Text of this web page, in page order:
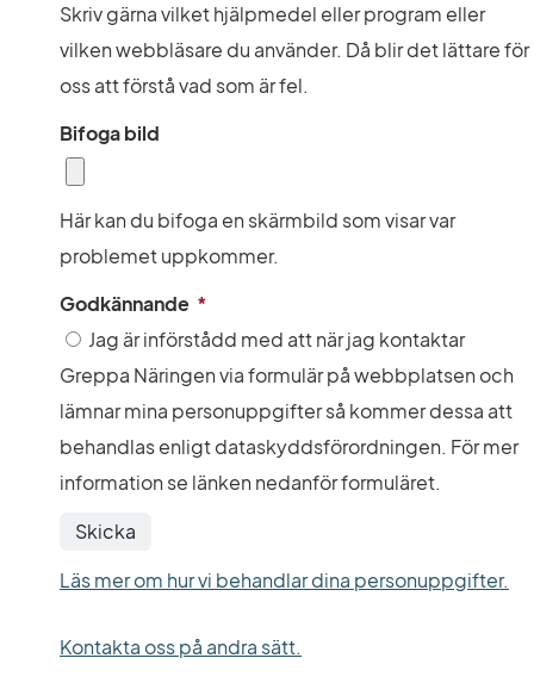
Skriv gärna vilket hjälpmedel eller program eller
vilken webbläsare du använder. Då blir det lättare för
oss att förstå vad som är fel.
Bifoga bild
Här kan du bifoga en skärmbild som visar var
problemet uppkommer.
Godkännande *
Godkännande
Jag är införstådd med att när jag kontaktar
Greppa Näringen via formulär på webbplatsen och
lämnar mina personuppgifter så kommer dessa att
behandlas enligt dataskyddsförordningen. För mer
information se länken nedanför formuläret.
Läs mer om hur vi behandlar dina personuppgifter.
Kontakta oss på andra sätt.